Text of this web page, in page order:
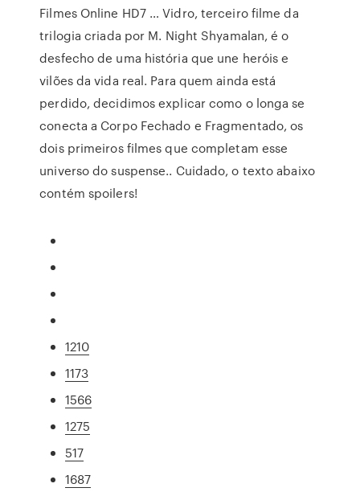
Filmes Online HD7 … Vidro, terceiro filme da
trilogia criada por M. Night Shyamalan, é o
desfecho de uma história que une heróis e
vilões da vida real. Para quem ainda está
perdido, decidimos explicar como o longa se
conecta a Corpo Fechado e Fragmentado, os
dois primeiros filmes que completam esse
universo do suspense.. Cuidado, o texto abaixo
contém spoilers!
1210
1173
1566
1275
517
1687